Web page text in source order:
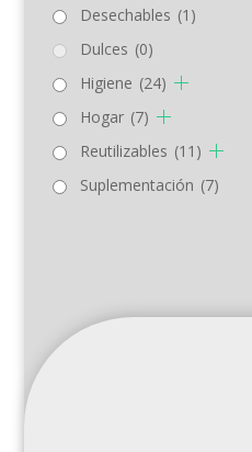
Desechables (1)
Dulces (0)
Higiene (24)
Hogar (7)
Reutilizables (11)
Suplementación (7)